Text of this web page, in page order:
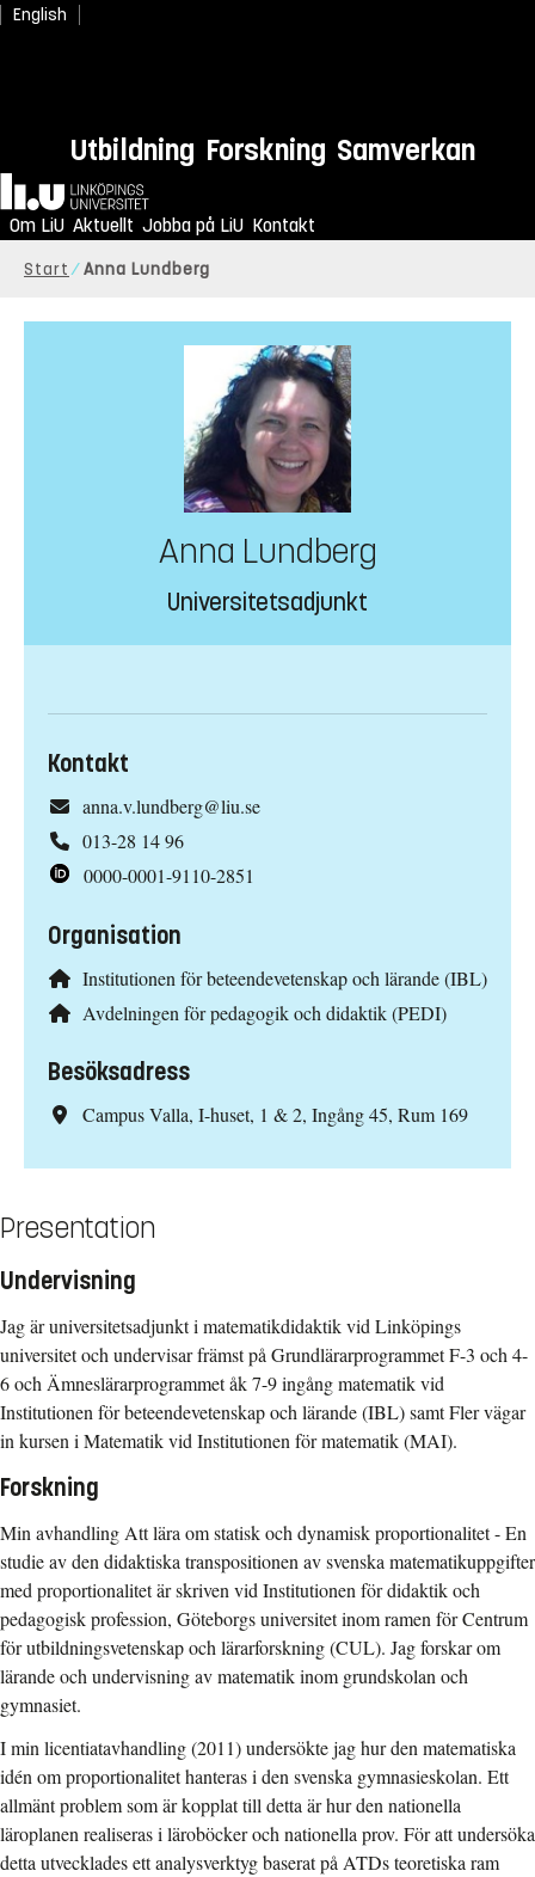
English
Utbildning Forskning Samverkan
Hem
Om LiU Aktuellt Jobba på LiU Kontakt
Start Anna Lundberg
Anna Lundberg
Universitetsadjunkt
Kontakt
anna.v.lundberg@liu.se
013-28 14 96
0000-0001-9110-2851
Organisation
Institutionen för beteendevetenskap och lärande (IBL)
Avdelningen för pedagogik och didaktik (PEDI)
Besöksadress
Campus Valla, I-huset, 1 & 2, Ingång 45, Rum 169
Presentation
Undervisning
Jag är universitetsadjunkt i matematikdidaktik vid Linköpings
universitet och undervisar främst på Grundlärarprogrammet F-3 och 4-
6 och Ämneslärarprogrammet åk 7-9 ingång matematik vid
Institutionen för beteendevetenskap och lärande (IBL) samt Fler vägar
in kursen i Matematik vid Institutionen för matematik (MAI).
Forskning
Min avhandling Att lära om statisk och dynamisk proportionalitet - En
studie av den didaktiska transpositionen av svenska matematikuppgifter
med proportionalitet är skriven vid Institutionen för didaktik och
pedagogisk profession, Göteborgs universitet inom ramen för Centrum
för utbildningsvetenskap och lärarforskning (CUL). Jag forskar om
lärande och undervisning av matematik inom grundskolan och
gymnasiet.
I min licentiatavhandling (2011) undersökte jag hur den matematiska
idén om proportionalitet hanteras i den svenska gymnasieskolan. Ett
allmänt problem som är kopplat till detta är hur den nationella
läroplanen realiseras i läroböcker och nationella prov. För att undersöka
detta utvecklades ett analysverktyg baserat på ATDs teoretiska ram